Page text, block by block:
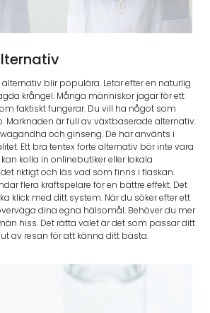
blir populära. Letar efter en naturlig
krångel. Många människor jagar för ett
faktiskt fungerar. Du vill ha något som
Marknaden är full av växtbaserade alternativ.
och ginseng. De har använts i
Ett bra tentex forte alternativ bör inte vara
kolla in onlinebutiker eller lokala
riktigt och läs vad som finns i flaskan.
flera kraftspelare för en bättre effekt. Det
klick med ditt system. När du söker efter ett
dina egna hälsomål. Behöver du mer
hiss. Det rätta valet är det som passar ditt
av resan för att känna ditt bästa.